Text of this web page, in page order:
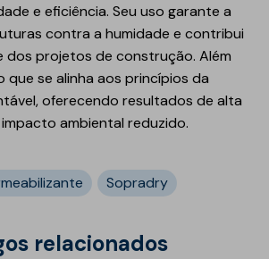
e eficiência. Seu uso garante a
contra a humidade e contribui
dos projetos de construção. Além
que se alinha aos princípios da
oferecendo resultados de alta
ambiental reduzido.
Sopradry
relacionados